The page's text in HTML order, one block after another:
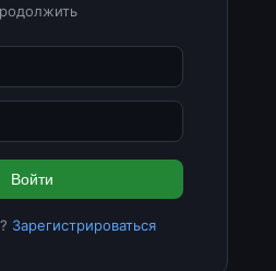
Войти
Зарегистрироваться